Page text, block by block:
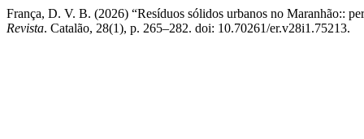
França, D. V. B. (2026) “Resíduos sólidos urbanos no Maranhão::
Revista. Catalão, 28(1), p. 265–282. doi: 10.70261/er.v28i1.75213.